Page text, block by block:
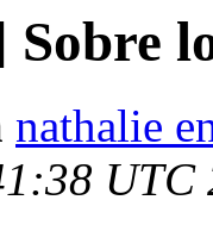
nathalie
UTC